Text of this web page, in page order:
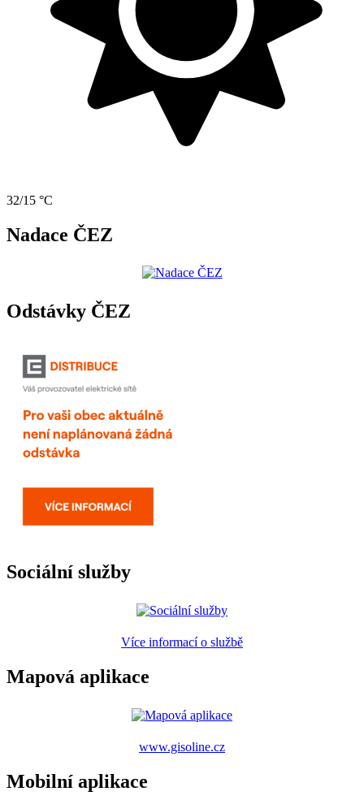
32/15 °C
Nadace ČEZ
Odstávky ČEZ
Sociální služby
Více informací o službě
Mapová aplikace
www.gisoline.cz
Mobilní aplikace